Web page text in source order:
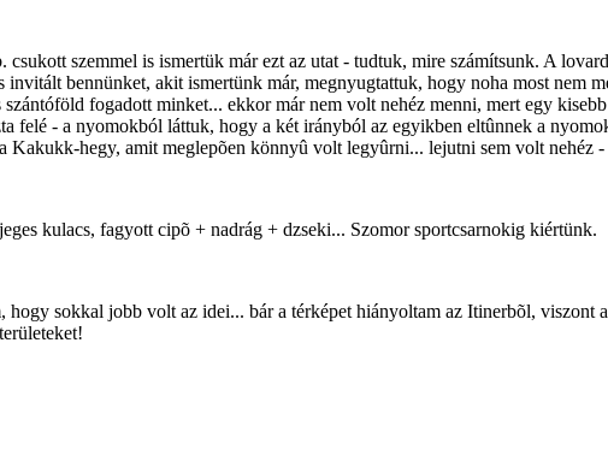
szemmel is ismertük már ezt az utat - tudtuk, mire számítsunk. A
invitált bennünket, akit ismertünk már, megnyugtattuk, hogy noha most nem
fogadott minket... ekkor már nem volt nehéz menni, mert egy
felé - a nyomokból láttuk, hogy a két irányból az egyikben eltûnnek a
hegy, amit meglepõen könnyû volt legyûrni... lejutni sem volt nehéz
kulacs, fagyott cipõ + nadrág + dzseki... Szomor sportcsarnokig kiértünk.
sokkal jobb volt az idei... bár a térképet hiányoltam az Itinerbõl, viszont